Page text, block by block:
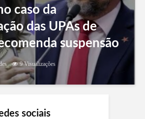
caso da
das UPAs de
suspensão
9 Visualizações
sociais